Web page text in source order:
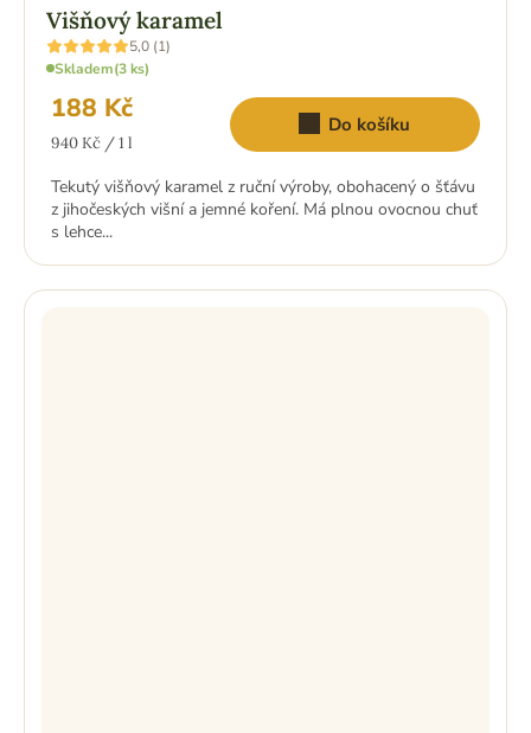
Višňový karamel
Průměrné
hodnocení
produktu
5,0
5
hvězdiček.
5,0 (1)
Skladem(3 ks)
188 Kč
Měrná
940 Kč / 1 l
Do košíku
Tekutý višňový karamel z ruční výroby, obohacený o šťávu
z jihočeských višní a jemné koření. Má plnou ovocnou chuť
s lehce...